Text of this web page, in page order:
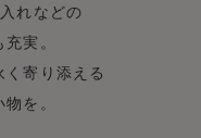
れなどの
実。
寄り添える
を。